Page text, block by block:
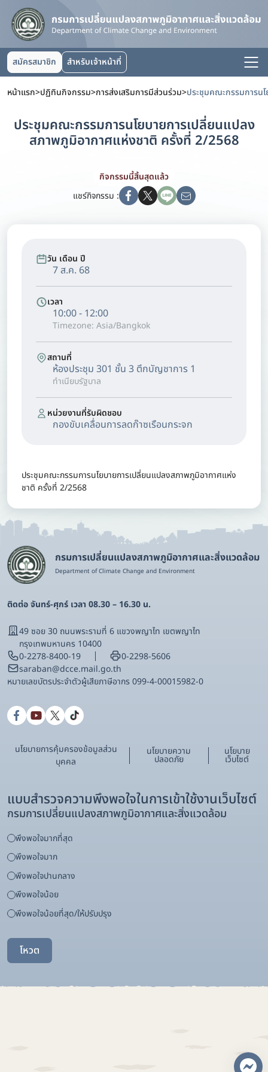
สมัครสมาชิก สำหรับเจ้าหน้าที่
หน้าแรก>ปฏิทินกิจกรรม>การส่งเสริมการมีส่วนร่วม>
ประชุมคณะกรรมการนโยบายการเปลี่ยนแปลง
สภาพภูมิอากาศแห่งชาติ ครั้งที่ 2/2568
กิจกรรมนี้สิ้นสุดแล้ว
แชร์กิจกรรม :
วัน เดือน ปี
7 ส.ค. 68
เวลา
10:00 - 12:00
Timezone: Asia/Bangkok
สถานที่
ห้องประชุม 301 ชั้น 3 ตึกบัญชาการ 1
ทำเนียบรัฐบาล
หน่วยงานที่รับผิดชอบ
กองขับเคลื่อนการลดก๊าซเรือนกระจก
ประชุมคณะกรรมการนโยบายการเปลี่ยนแปลงสภาพภูมิอากาศแห่ง
ชาติ ครั้งที่ 2/2568
กรมการเปลี่ยนแปลงสภาพภูมิอากาศและสิ่งแวดล้อม
Department of Climate Change and Environment
ติดต่อ จันทร์-ศุกร์ เวลา 08.30 – 16.30 น.
49 ซอย 30 ถนนพระรามที่ 6 แขวงพญาไท เขตพญาไท
กรุงเทพมหานคร 10400
0-2278-8400-19
0-2298-5606
saraban@dcce.mail.go.th
หมายเลขบัตรประจําตัวผู้เสียภาษีอากร 099-4-00015982-0
นโยบายการคุ้มครองข้อมูลส่วน
บุคคล
นโยบายความ
ปลอดภัย
นโยบาย
เว็บไซต์
แบบสำรวจความพึงพอใจในการเข้าใช้งานเว็บไซต์
กรมการเปลี่ยนแปลงสภาพภูมิอากาศและสิ่งแวดล้อม
พึงพอใจมากที่สุด
พึงพอใจมาก
พึงพอใจปานกลาง
พึงพอใจน้อย
พึงพอใจน้อยที่สุด/ให้ปรับปรุง
โหวต